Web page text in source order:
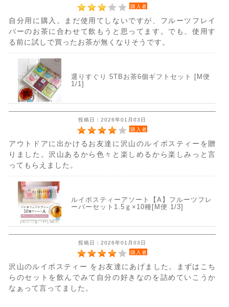
購入者
自分用に購入。まだ使用てしないですが、フルーツフレイ
バーのお茶に合わせて飲もうと思ってます。でも、使用す
る前に試しで買ったお茶が無くなりそうです。
選りすぐり 5TBお茶6個ギフトセット [M便
1/1]
投稿日：2026年01月03日
購入者
アウトドアに出かけるお友達に沢山のルイボスティーを贈
りました。沢山あるから色々と楽しめるから楽しみっと言
ってもらえました。
ルイボスティーアソート【A】フルーツフレ
ーバーセット1.5ｇ×10種[M便 1/3]
投稿日：2026年01月03日
購入者
沢山のルイボスティー をお友達にあげました。まずはこち
らのセットを飲んでみて自分の好きなのを詰めていこうか
なぁって言ってました。